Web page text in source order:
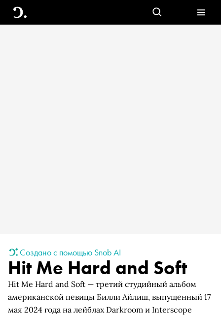
Создано с помощью Snob AI
Hit Me Hard and Soft
Hit Me Hard and Soft — третий студийный альбом
американской певицы Билли Айлиш, выпущенный 17
мая 2024 года на лейблах Darkroom и Interscope